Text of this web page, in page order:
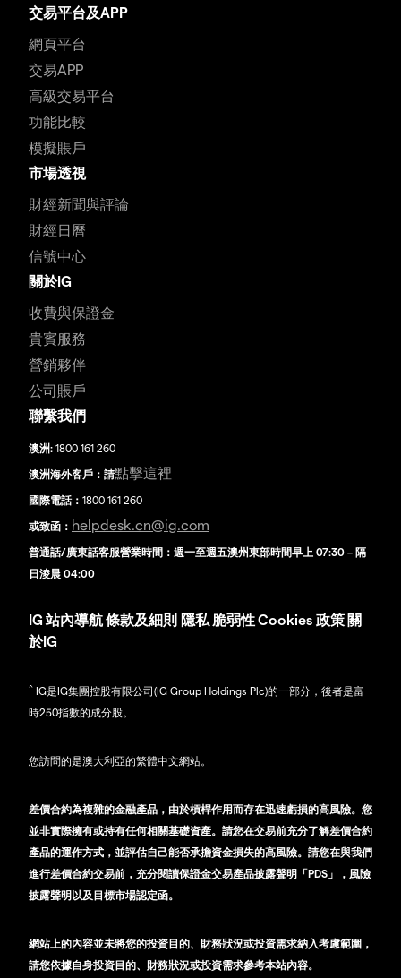
交易平台及APP
網頁平台
交易APP
高級交易平台
功能比較
模擬賬戶
市場透視
財經新聞與評論
財經日曆
信號中心
關於IG
收費與保證金
貴賓服務
營銷夥伴
公司賬戶
聯繫我們
澳洲: 1800 161 260
澳洲海外客戶：請點擊這裡
國際電話： 1800 161 260
或致函： helpdesk.cn@ig.com
普通話/廣東話客服營業時間：週一至週五澳州東部時間早上 07:30 – 隔
日淩晨 04:00
IG 站內導航條款及細則 隱私 脆弱性Cookies 政策 關
於IG
^ IG是IG集團控股有限公司(IG Group Holdings Plc)的一部分，後者是富
時250指數的成分股。
您訪問的是澳大利亞的繁體中文網站。
差價合約為複雜的金融產品，由於槓桿作用而存在迅速虧損的高風險。您
並非實際擁有或持有任何相關基礎資產。請您在交易前充分了解差價合約
產品的運作方式，並評估自己能否承擔資金損失的高風險。請您在與我們
進行差價合約交易前，充分閱讀保證金交易產品披露聲明「PDS」，風險
披露聲明以及目標市場認定函。
網站上的內容並未將您的投資目的、財務狀況或投資需求納入考慮範圍，
請您依據自身投資目的、財務狀況或投資需求參考本站內容。